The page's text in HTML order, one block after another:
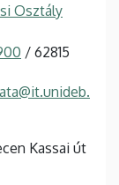
Osztály
/ 62815
Kassai út